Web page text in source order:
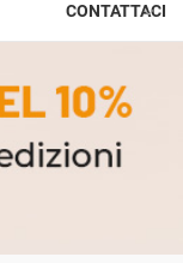
CONTATTACI